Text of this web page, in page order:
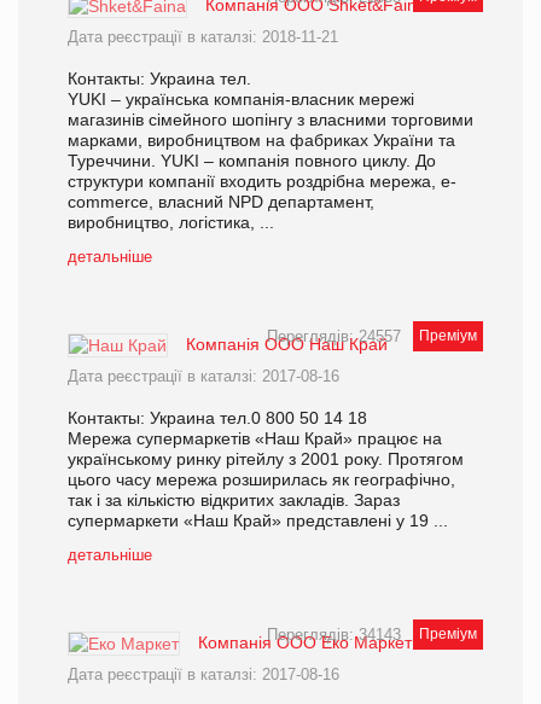
Компанія OOO Shket&Faina
Дата реєстрації в каталзі: 2018-11-21
Контакты: Украина тел.
YUKI – українська компанія-власник мережі
магазинів сімейного шопінгу з власними торговими
марками, виробництвом на фабриках України та
Туреччини. YUKI – компанія повного циклу. До
структури компанії входить роздрібна мережа, e-
commerce, власний NPD департамент,
виробництво, логістика, ...
детальніше
Переглядів: 24557 Преміум
Компанія ООО Наш Край
Дата реєстрації в каталзі: 2017-08-16
Контакты: Украина тел.0 800 50 14 18
Мережа супермаркетів «Наш Край» працює на
українському ринку рітейлу з 2001 року. Протягом
цього часу мережа розширилась як географічно,
так і за кількістю відкритих закладів. Зараз
супермаркети «Наш Край» представлені у 19 ...
детальніше
Переглядів: 34143 Преміум
Компанія ООО Еко Маркет
Дата реєстрації в каталзі: 2017-08-16